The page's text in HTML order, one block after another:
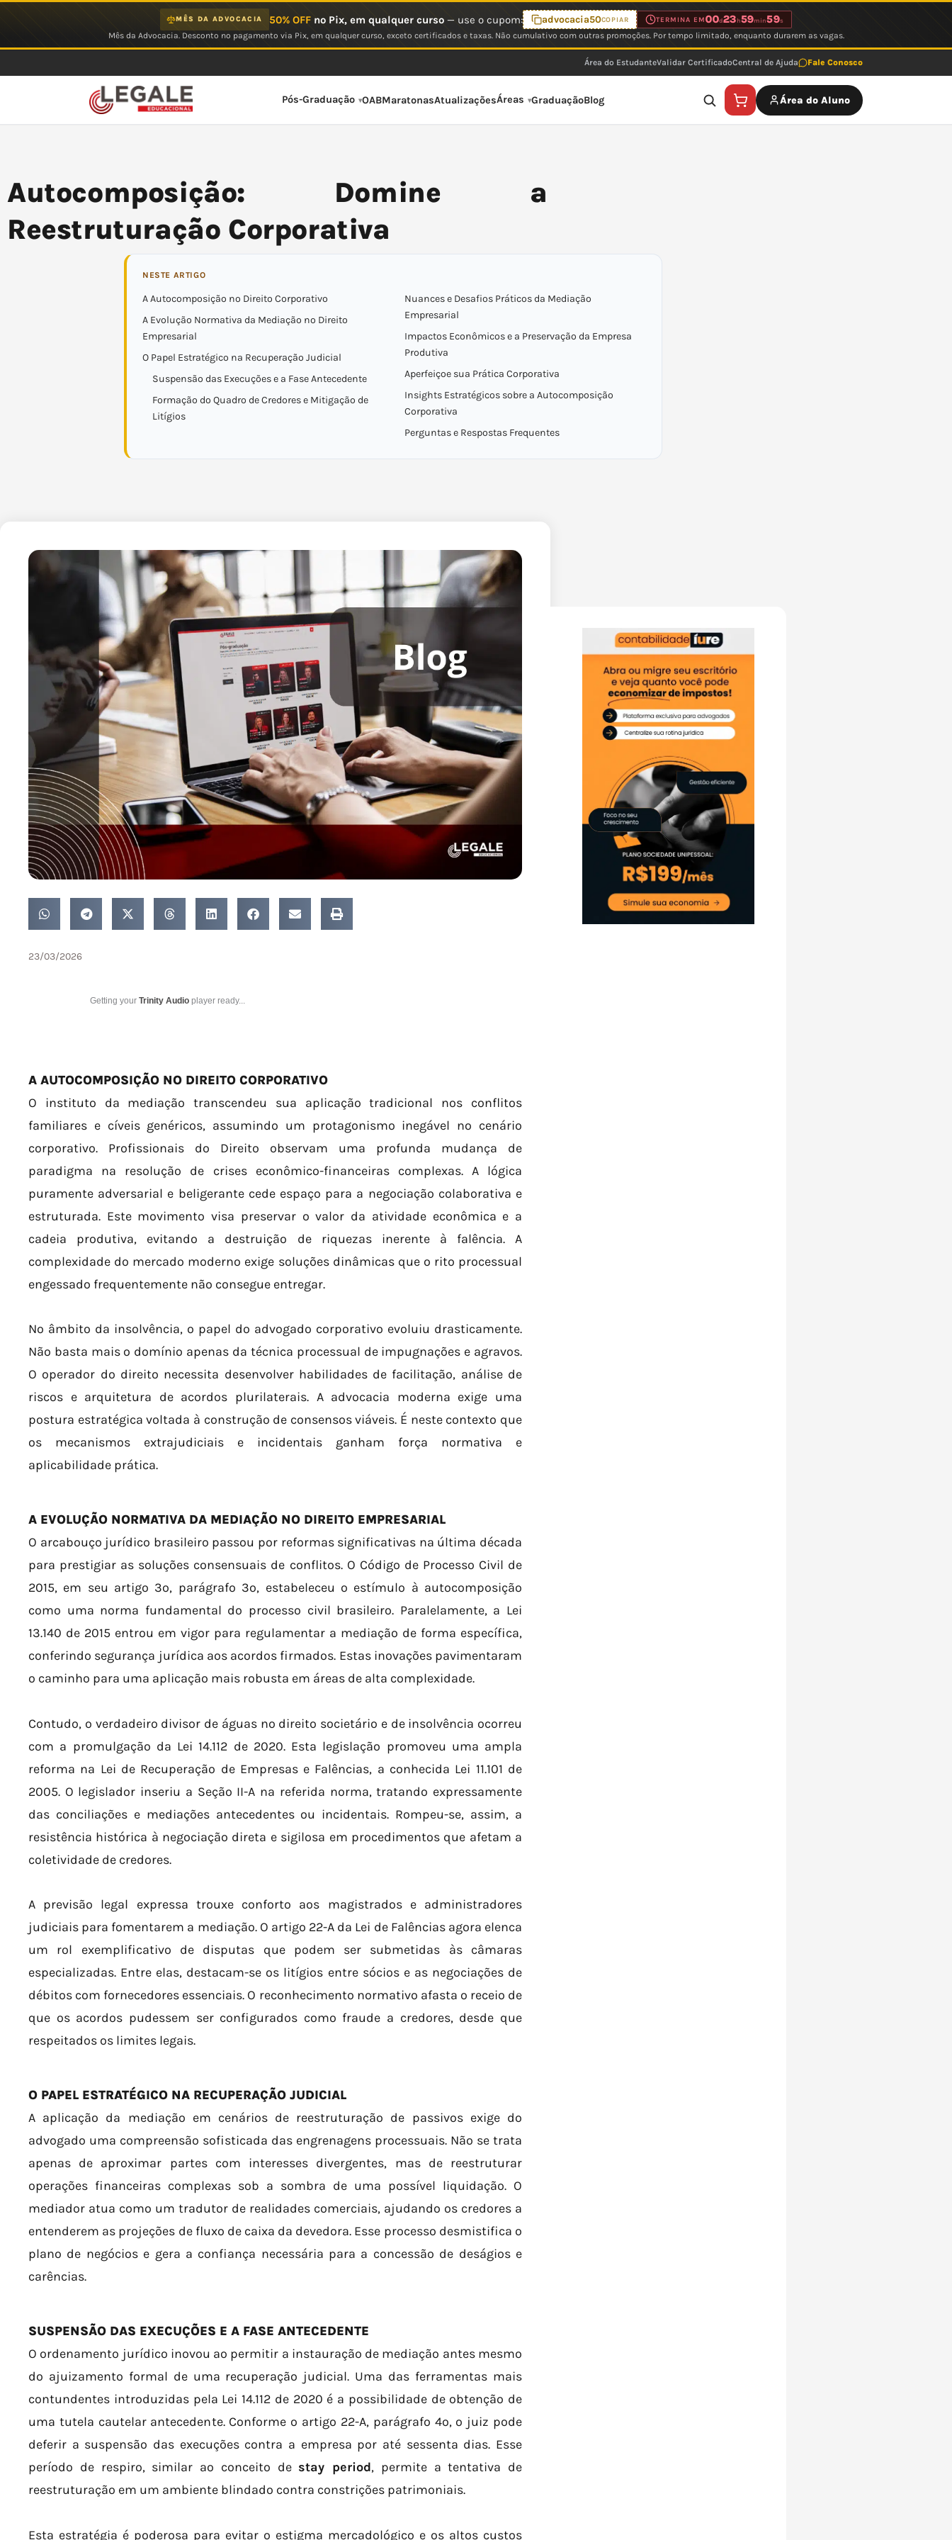
MÊS DA ADVOCACIA 50% OFFno Pix, em qualquer curso— use o cupom: advocacia50COPIAR TERMINA EM00d23 h59min59s
Mês da Advocacia. Desconto no pagamento via Pix, em qualquer curso, exceto certificados e taxas. Não cumulativo com outras promoções. Por tempo limitado, enquanto durarem as vagas.
Área do EstudanteValidar CertificadoCentral de Ajuda Fale Conosco
Pós-Graduação OABMaratonasAtualizaçõesÁreas GraduaçãoBlog Área do Aluno
Autocomposição: Domine a
Reestruturação Corporativa
NESTE ARTIGO
A Autocomposição no Direito Corporativo
A Evolução Normativa da Mediação no Direito
Empresarial
O Papel Estratégico na Recuperação Judicial
Suspensão das Execuções e a Fase Antecedente
Formação do Quadro de Credores e Mitigação de
Litígios
Nuances e Desafios Práticos da Mediação
Empresarial
Impactos Econômicos e a Preservação da Empresa
Produtiva
Aperfeiçoe sua Prática Corporativa
Insights Estratégicos sobre a Autocomposição
Corporativa
Perguntas e Respostas Frequentes
23/03/2026
Getting your Trinity Audio player ready...
A AUTOCOMPOSIÇÃO NO DIREITO CORPORATIVO
O instituto da mediação transcendeu sua aplicação tradicional nos conflitos
familiares e cíveis genéricos, assumindo um protagonismo inegável no cenário
corporativo. Profissionais do Direito observam uma profunda mudança de
paradigma na resolução de crises econômico-financeiras complexas. A lógica
puramente adversarial e beligerante cede espaço para a negociação colaborativa e
estruturada. Este movimento visa preservar o valor da atividade econômica e a
cadeia produtiva, evitando a destruição de riquezas inerente à falência. A
complexidade do mercado moderno exige soluções dinâmicas que o rito processual
engessado frequentemente não consegue entregar.
No âmbito da insolvência, o papel do advogado corporativo evoluiu drasticamente.
Não basta mais o domínio apenas da técnica processual de impugnações e agravos.
O operador do direito necessita desenvolver habilidades de facilitação, análise de
riscos e arquitetura de acordos plurilaterais. A advocacia moderna exige uma
postura estratégica voltada à construção de consensos viáveis. É neste contexto que
os mecanismos extrajudiciais e incidentais ganham força normativa e
aplicabilidade prática.
A EVOLUÇÃO NORMATIVA DA MEDIAÇÃO NO DIREITO EMPRESARIAL
O arcabouço jurídico brasileiro passou por reformas significativas na última década
para prestigiar as soluções consensuais de conflitos. O Código de Processo Civil de
2015, em seu artigo 3º, parágrafo 3º, estabeleceu o estímulo à autocomposição
como uma norma fundamental do processo civil brasileiro. Paralelamente, a Lei
13.140 de 2015 entrou em vigor para regulamentar a mediação de forma específica,
conferindo segurança jurídica aos acordos firmados. Estas inovações pavimentaram
o caminho para uma aplicação mais robusta em áreas de alta complexidade.
Contudo, o verdadeiro divisor de águas no direito societário e de insolvência ocorreu
com a promulgação da Lei 14.112 de 2020. Esta legislação promoveu uma ampla
reforma na Lei de Recuperação de Empresas e Falências, a conhecida Lei 11.101 de
2005. O legislador inseriu a Seção II-A na referida norma, tratando expressamente
das conciliações e mediações antecedentes ou incidentais. Rompeu-se, assim, a
resistência histórica à negociação direta e sigilosa em procedimentos que afetam a
coletividade de credores.
A previsão legal expressa trouxe conforto aos magistrados e administradores
judiciais para fomentarem a mediação. O artigo 22-A da Lei de Falências agora elenca
um rol exemplificativo de disputas que podem ser submetidas às câmaras
especializadas. Entre elas, destacam-se os litígios entre sócios e as negociações de
débitos com fornecedores essenciais. O reconhecimento normativo afasta o receio de
que os acordos pudessem ser configurados como fraude a credores, desde que
respeitados os limites legais.
O PAPEL ESTRATÉGICO NA RECUPERAÇÃO JUDICIAL
A aplicação da mediação em cenários de reestruturação de passivos exige do
advogado uma compreensão sofisticada das engrenagens processuais. Não se trata
apenas de aproximar partes com interesses divergentes, mas de reestruturar
operações financeiras complexas sob a sombra de uma possível liquidação. O
mediador atua como um tradutor de realidades comerciais, ajudando os credores a
entenderem as projeções de fluxo de caixa da devedora. Esse processo desmistifica o
plano de negócios e gera a confiança necessária para a concessão de deságios e
carências.
SUSPENSÃO DAS EXECUÇÕES E A FASE ANTECEDENTE
O ordenamento jurídico inovou ao permitir a instauração de mediação antes mesmo
do ajuizamento formal de uma recuperação judicial. Uma das ferramentas mais
contundentes introduzidas pela Lei 14.112 de 2020 é a possibilidade de obtenção de
uma tutela cautelar antecedente. Conforme o artigo 22-A, parágrafo 4º, o juiz pode
deferir a suspensão das execuções contra a empresa por até sessenta dias. Esse
período de respiro, similar ao conceito de stay period, permite a tentativa de
reestruturação em um ambiente blindado contra constrições patrimoniais.
Esta estratégia é poderosa para evitar o estigma mercadológico e os altos custos